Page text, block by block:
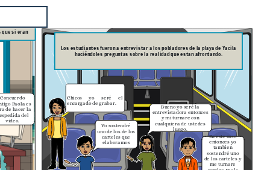
se
que si eran
Concuerdo
Paola es
de hacer la
del
video.
Chicos yo seré el
encargado de grabar.
Yo sostendré
uno de los de los
carteles que
elaboramos
Los estudiantes fueron a entrevistar a los pobladores de la playa de Yacila
haciéndoles preguntas sobre la realidad que estan afrontando.
Bueno yo seré la
entrevistadora entonces
y mi turnare con
cualquiera de ustedes
luego.
En este caso
entonces yo
tambien
sostendré uno
de los carteles y
me turnare